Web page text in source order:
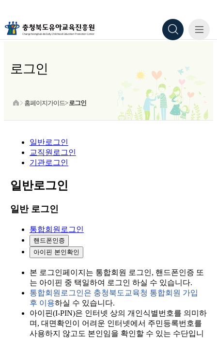
로그인
홈페이지가이드> 로그인
일반로그인
교직원로그인
기관로그인
일반로그인
일반 로그인
통합회원로그인
본 로그인페이지는 통합회원 로그인, 핸드폰인증 또
는 아이핀 중 택일하여 로그인 하실 수 있습니다.
통합회원로그인은 충청북도교육청 통합회원 가입
후 이용하실 수 있습니다.
아이핀(I-PIN)은 인터넷 상의 개인식별번호를 의미하
며, 대면확인이 어려운 인터넷에서 주민등록번호를
사용하지 않고도 본인임을 확인할 수 있는 수단입니